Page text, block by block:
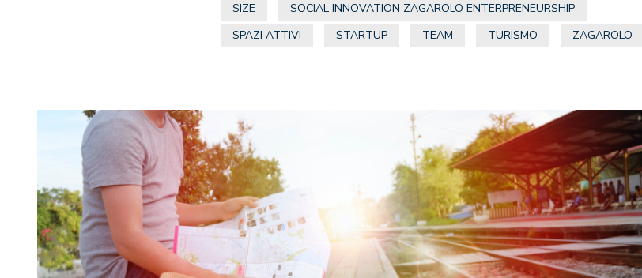
SIZE
SOCIAL INNOVATION ZAGAROLO ENTERPRENEURSHIP
SPAZI ATTIVI
STARTUP TEAM TURISMO ZAGAROLO